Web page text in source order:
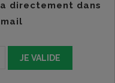
directement dans
JE VALIDE